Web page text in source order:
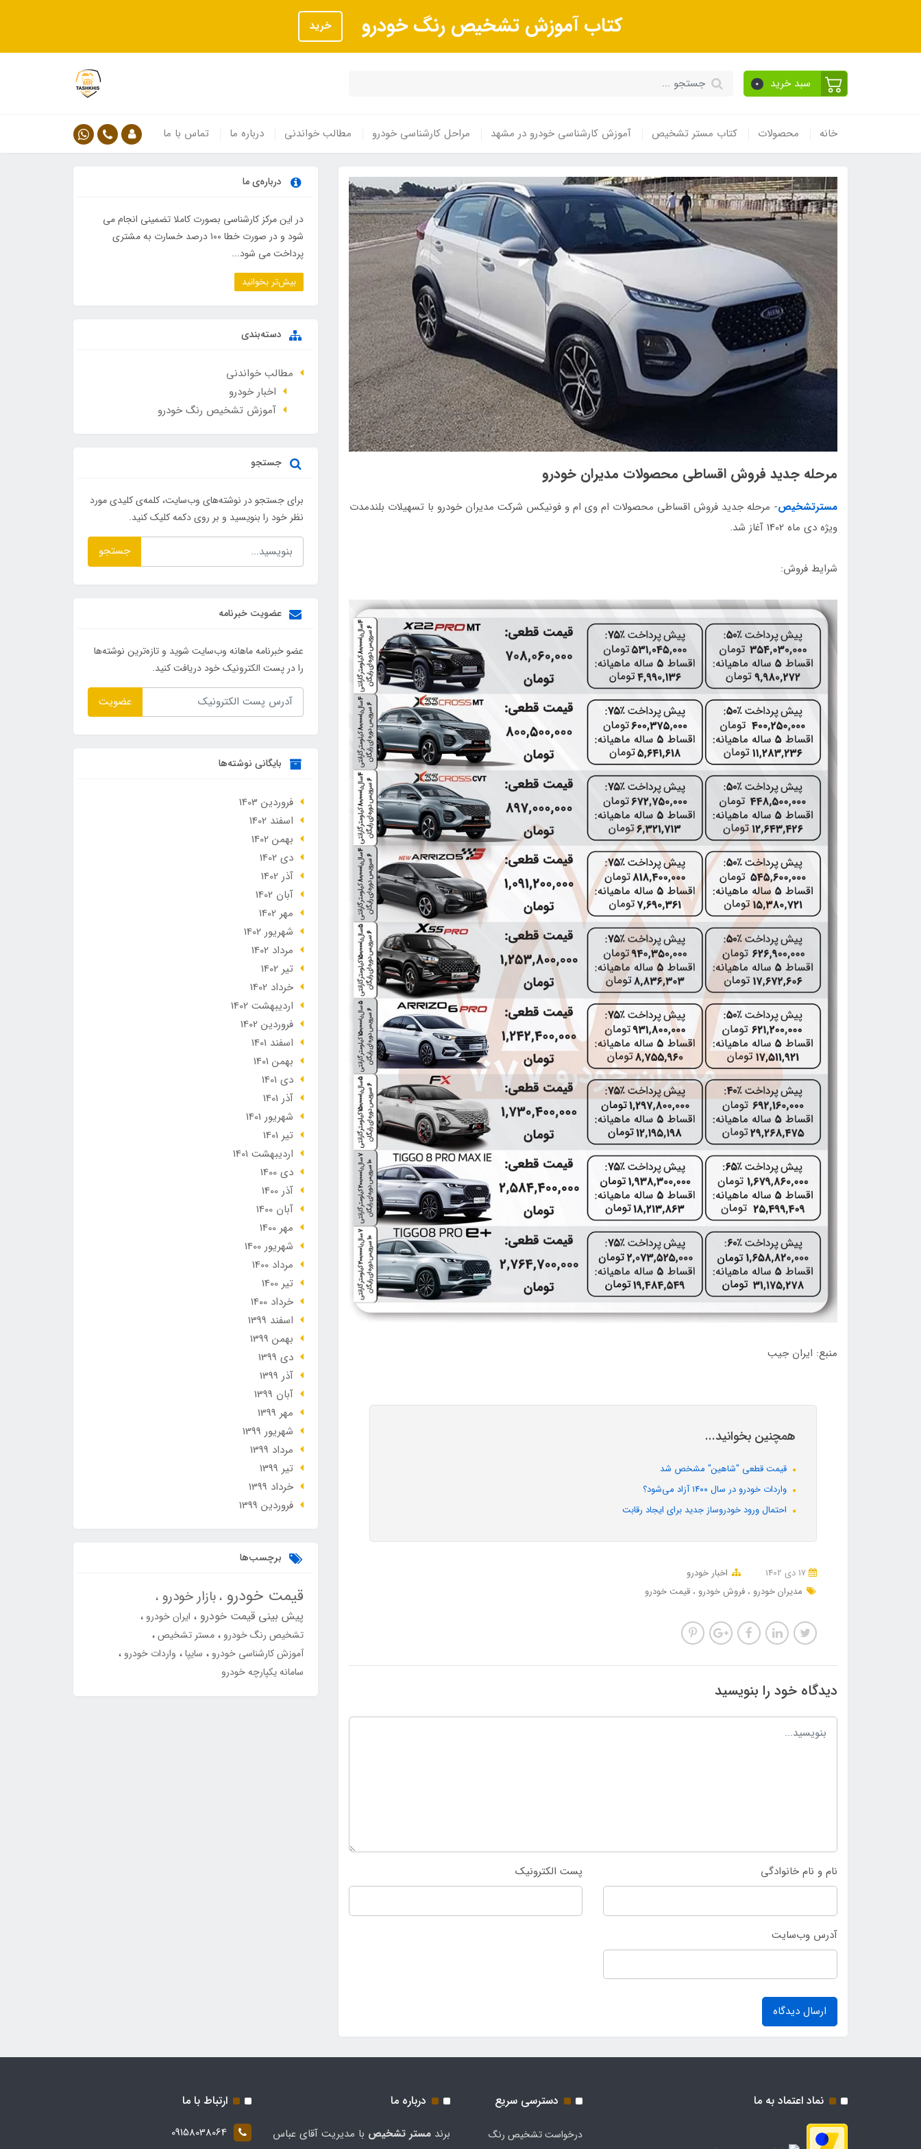
کتاب آموزش تشخیص رنگ خودرو خرید
سبد خرید 0
خانه محصولات کتاب مستر تشخیص آموزش کارشناسی خودرو در مشهد مراحل کارشناسی خودرو مطالب خواندنی درباره ما تماس با ما
مرحله جدید فروش اقساطی محصولات مدیران خودرو
مسترتشخیص- مرحله جدید فروش اقساطی محصولات ام وی ام و فونیکس شرکت مدیران خودرو با تسهیلات بلندمدت
ویژه دی ماه 1402 آغاز شد.
شرایط فروش:
منبع: ایران جیب
همچنین بخوانید...
قیمت قطعی "شاهین" مشخص شد
واردات خودرو در سال ۱۴۰۰ آزاد می‌شود؟
احتمال ورود خودروساز جدید برای ایجاد رقابت
اخبار خودرو
مدیران خودرو
فروش خودرو قیمت خودرو
دیدگاه خود را بنویسید
نام و نام خانوادگی پست الکترونیک
آدرس وب‌سایت
ارسال دیدگاه
درباره‌ی ما
در این مرکز کارشناسی بصورت کاملا تضمینی انجام می
شود و در صورت خطا ۱۰۰ درصد خسارت به مشتری
پرداخت می شود...
بیش‌تر بخوانید
دسته‌بندی
مطالب خواندنی
اخبار خودرو
آموزش تشخیص رنگ خودرو
جستجو
برای جستجو در نوشته‌های وب‌سایت، کلمه‌ی کلیدی مورد
نظر خود را بنویسید و بر روی دکمه کلیک کنید.
جستجو
عضویت خبرنامه
عضو خبرنامه ماهانه وب‌سایت شوید و تازه‌ترین نوشته‌ها
را در پست الکترونیک خود دریافت کنید.
عضویت
بایگانی نوشته‌ها
فروردین 1403
اسفند 1402
بهمن 1402
دی 1402
آذر 1402
آبان 1402
مهر 1402
شهریور 1402
مرداد 1402
تير 1402
خرداد 1402
ارديبهشت 1402
فروردین 1402
اسفند 1401
بهمن 1401
دی 1401
آذر 1401
شهریور 1401
تير 1401
ارديبهشت 1401
دی 1400
آذر 1400
آبان 1400
مهر 1400
شهریور 1400
مرداد 1400
تير 1400
خرداد 1400
اسفند 1399
بهمن 1399
دی 1399
آذر 1399
آبان 1399
مهر 1399
شهریور 1399
مرداد 1399
تير 1399
خرداد 1399
فروردین 1399
برچسب‌ها
قیمت خودرو بازار خودرو
پیش بینی قیمت خودرو ایران خودرو
تشخیص رنگ خودرو مستر تشخیص
آموزش کارشناسی خودرو سایپا واردات خودرو
سامانه یکپارچه خودرو
نماد اعتماد به ما دسترسی سریع
درخواست تشخیص رنگ
درباره ما
برند مستر تشخيص با مدیریت آقای عباس
ارتباط با ما
09158038064